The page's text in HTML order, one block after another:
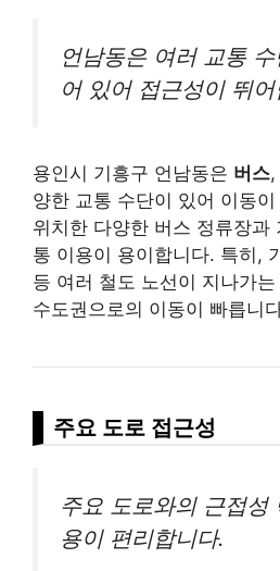
언남동은 여러 교통
어 있어 접근성이 뛰어
용인시 기흥구 언남동은 버스,
양한 교통 수단이 있어 이동
위치한 다양한 버스 정류장과
통 이용이 용이합니다. 특히,
등 여러 철도 노선이 지나가
수도권으로의 이동이 빠릅니
주요 도로 접근성
주요 도로와의 근접성
용이 편리합니다.